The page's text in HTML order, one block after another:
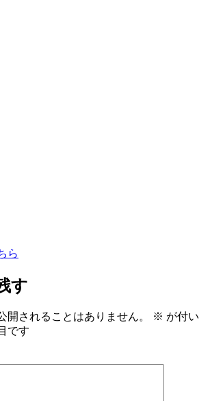
ら
す
開されることはありません。 ※ が付い
です